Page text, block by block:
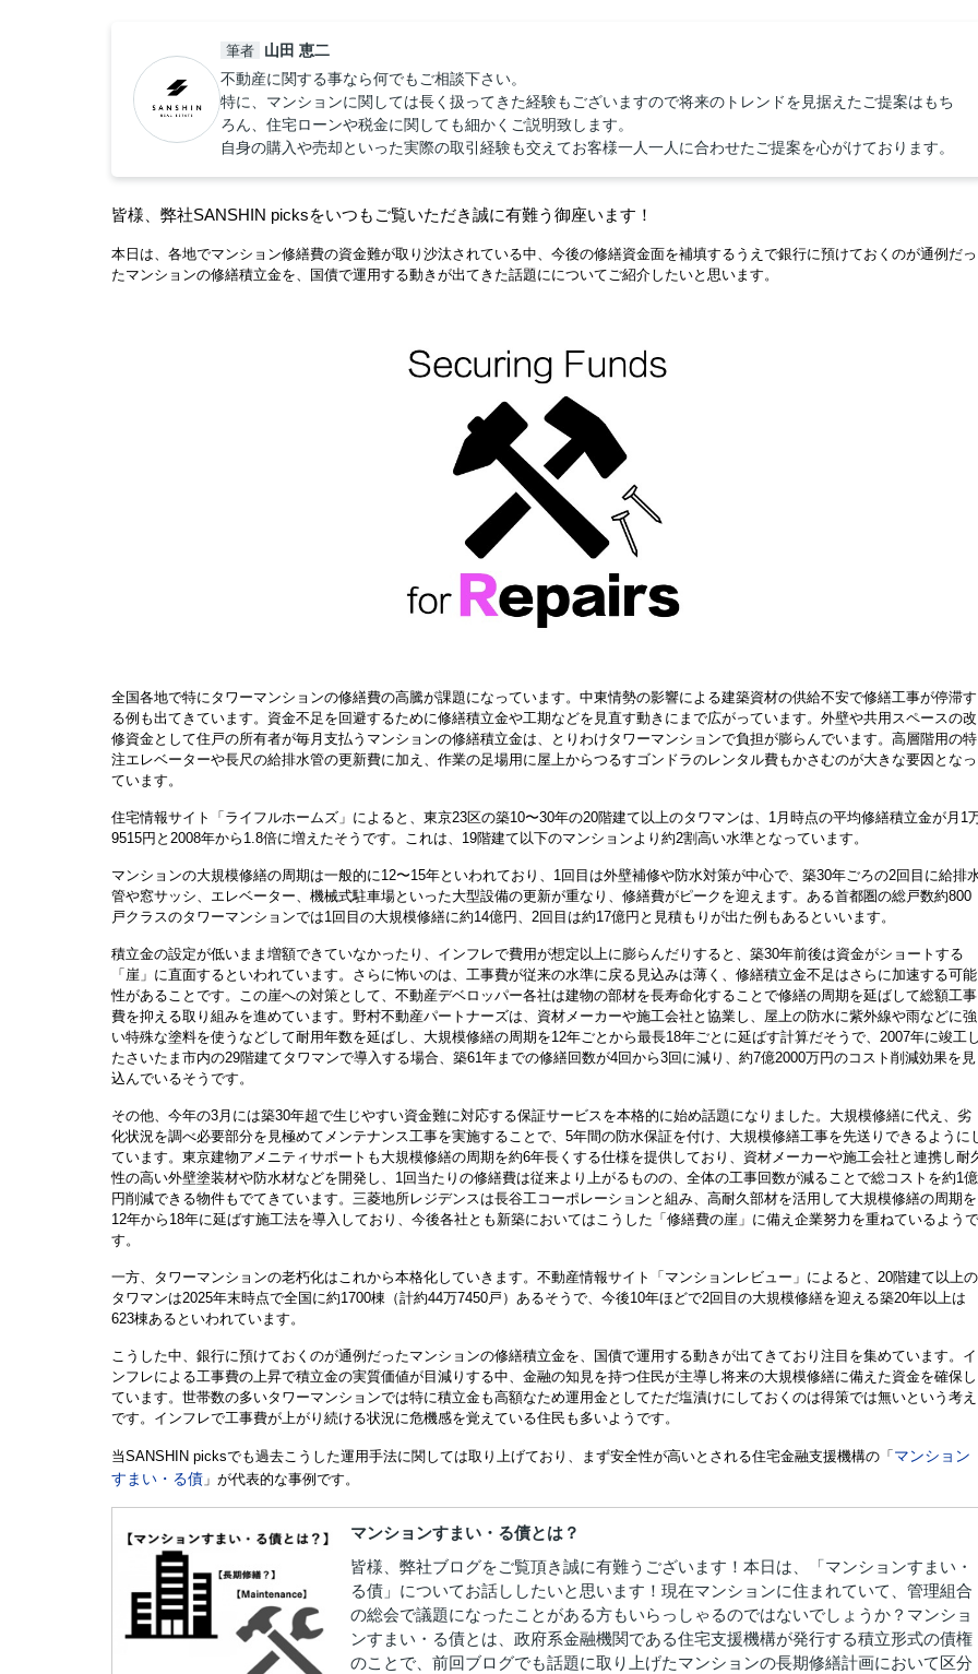
筆者
山田 恵二
不動産に関する事なら何でもご相談下さい。
特に、マンションに関しては長く扱ってきた経験もございますので将来のトレンドを見据えたご提案はもち
ろん、住宅ローンや税金に関しても細かくご説明致します。
自身の購入や売却といった実際の取引経験も交えてお客様一人一人に合わせたご提案を心がけております。
皆様、弊社SANSHIN picksをいつもご覧いただき誠に有難う御座います！
本日は、各地でマンション修繕費の資金難が取り沙汰されている中、今後の修繕資金面を補填するうえで銀行に預けておくのが通例だっ
たマンションの修繕積立金を、国債で運用する動きが出てきた話題にについてご紹介したいと思います。
全国各地で特にタワーマンションの修繕費の高騰が課題になっています。中東情勢の影響による建築資材の供給不安で修繕工事が停滞す
る例も出てきています。資金不足を回避するために修繕積立金や工期などを見直す動きにまで広がっています。 外壁や共用スペースの改
修資金として住戸の所有者が毎月支払うマンションの修繕積立金は、とりわけタワーマンションで負担が膨らんでいます。高層階用の特
注エレベーターや長尺の給排水管の更新費に加え、作業の足場用に屋上からつるすゴンドラのレンタル費もかさむのが大きな要因となっ
ています。
住宅情報サイト「ライフルホームズ」によると、東京23区の築10〜30年の20階建て以上のタワマンは、1月時点の平均修繕積立金が月1
9515円と2008年から1.8倍に増えたそうです。これは、19階建て以下のマンションより約2割高い水準となっています。
マンションの大規模修繕の周期は一般的に12〜15年といわれており、1回目は外壁補修や防水対策が中心で、築30年ごろの2回目に給排
管や窓サッシ、エレベーター、機械式駐車場といった大型設備の更新が重なり、修繕費がピークを迎えます。ある首都圏の総戸数約800
戸クラスのタワーマンションでは1回目の大規模修繕に約14億円、2回目は約17億円と見積もりが出た例もあるといいます。
積立金の設定が低いまま増額できていなかったり、インフレで費用が想定以上に膨らんだりすると、築30年前後は資金がショートする
「崖」に直面するといわれています。さらに怖いのは、 工事費が従来の水準に戻る見込みは薄く、修繕積立金不足はさらに加速する可能
性があることです。この崖への対策として、不動産デベロッパー各社は建物の部材を長寿命化することで修繕の周期を延ばして総額工事
費を抑える取り組みを進めています。 野村不動産パートナーズは、資材メーカーや施工会社と協業し、屋上の防水に紫外線や雨などに強
い特殊な塗料を使うなどして耐用年数を延ばし、大規模修繕の周期を12年ごとから最長18年ごとに延ばす計算だそうで、2007年に竣工し
たさいたま市内の29階建てタワマンで導入する場合、築61年までの修繕回数が4回から3回に減り、約7億2000万円のコスト削減効果を見
込んでいるそうです。
その他、今年の3月には築30年超で生じやすい資金難に対応する保証サービスを本格的に始め話題になりました。大規模修繕に代え、劣
化状況を調べ必要部分を見極めてメンテナンス工事を実施することで、5年間の防水保証を付け、大規模修繕工事を先送りできるように
ています。 東京建物アメニティサポートも大規模修繕の周期を約6年長くする仕様を提供しており、資材メーカーや施工会社と連携し耐
性の高い外壁塗装材や防水材などを開発し、1回当たりの修繕費は従来より上がるものの、全体の工事回数が減ることで総コストを約1億
円削減できる物件もでてきています。 三菱地所レジデンスは長谷工コーポレーション と組み、高耐久部材を活用して大規模修繕の周期を
12年から18年に延ばす施工法を導入しており、今後各社とも新築においてはこうした「修繕費の崖」に備え企業努力を重ねているようで
す。
一方、タワーマンションの老朽化はこれから本格化していきます。不動産情報サイト「マンションレビュー」によると、20階建て以上の
タワマンは2025年末時点で全国に約1700棟（計約44万7450戸）あるそうで、今後10年ほどで2回目の大規模修繕を迎える築20年以上は
623棟あるといわれています。
こうした中、銀行に預けておくのが通例だったマンションの修繕積立金を、国債で運用する動きが出てきており注目を集めています。イ
ンフレによる工事費の上昇で積立金の実質価値が目減りする中、金融の知見を持つ住民が主導し将来の大規模修繕に備えた資金を確保し
ています。世帯数の多いタワーマンションでは特に積立金も高額なため運用金としてただ塩漬けにしておくのは得策では無いという考え
です。 インフレで工事費が上がり続ける状況に危機感を覚えている住民も多いようです。
当SANSHIN picksでも過去こうした運用手法に関しては取り上げており、まず安全性が高いとされる住宅金融支援機構の「 マンション
すまい・る債 」が代表的な事例です。
マンションすまい・る債とは？
皆様、弊社ブログをご覧頂き誠に有難うございます！本日は、「マンションすまい・
る債」についてお話ししたいと思います！現在マンションに住まれていて、管理組合
の総会で議題になったことがある方もいらっしゃるのではないでしょうか？マンショ
ンすまい・る債とは、政府系金融機関である住宅支援機構が発行する積立形式の債権
のことで、前回ブログでも話題に取り上げたマンションの長期修繕計画において区分